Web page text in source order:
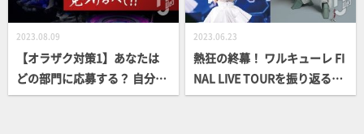
2023.08.09
【オラザク対策1】あなたは
どの部門に応募する？ 自分に
合った部門を見極めよう！
2023.06.23
熱狂の終幕！ ワルキューレ FI
NAL LIVE TOURを振り返る！
新規金型のVF-1J、大型ミサ